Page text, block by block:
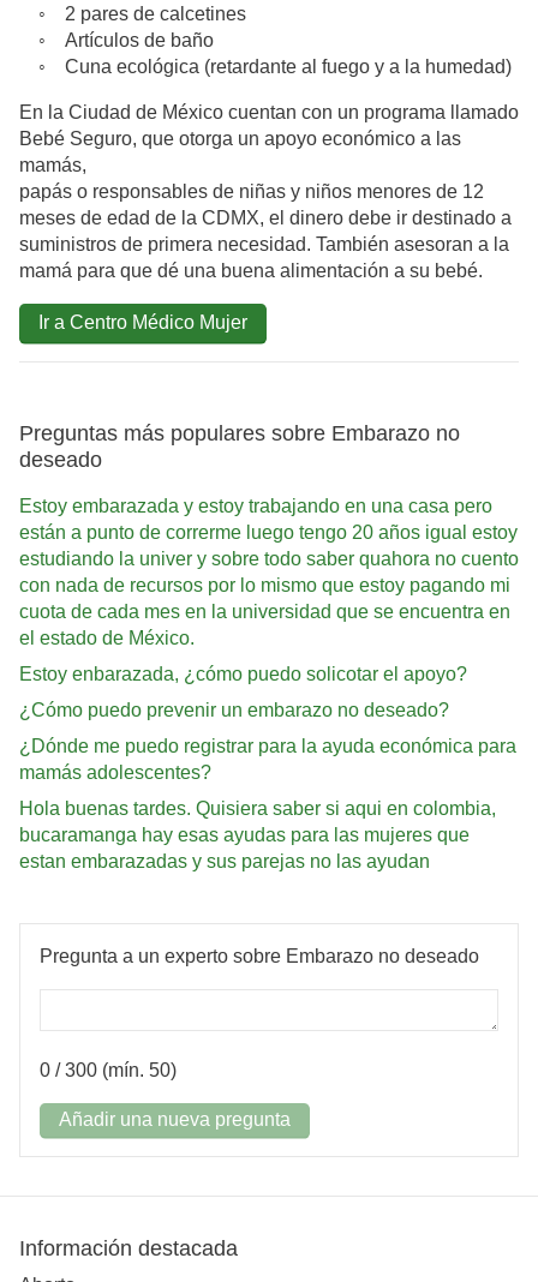
◦ 2 pares de calcetines
◦ Artículos de baño
◦ Cuna ecológica (retardante al fuego y a la humedad)
En la Ciudad de México cuentan con un programa llamado
Bebé Seguro, que otorga un apoyo económico a las
mamás,
papás o responsables de niñas y niños menores de 12
meses de edad de la CDMX, el dinero debe ir destinado a
suministros de primera necesidad. También asesoran a la
mamá para que dé una buena alimentación a su bebé.
Ir a Centro Médico Mujer
Preguntas más populares sobre Embarazo no
deseado
Estoy embarazada y estoy trabajando en una casa pero
están a punto de correrme luego tengo 20 años igual estoy
estudiando la univer y sobre todo saber quahora no cuento
con nada de recursos por lo mismo que estoy pagando mi
cuota de cada mes en la universidad que se encuentra en
el estado de México.
Estoy enbarazada, ¿cómo puedo solicotar el apoyo?
¿Cómo puedo prevenir un embarazo no deseado?
¿Dónde me puedo registrar para la ayuda económica para
mamás adolescentes?
Hola buenas tardes. Quisiera saber si aqui en colombia,
bucaramanga hay esas ayudas para las mujeres que
estan embarazadas y sus parejas no las ayudan
Pregunta a un experto sobre Embarazo no deseado
0 / 300 (mín. 50)
Añadir una nueva pregunta
Información destacada